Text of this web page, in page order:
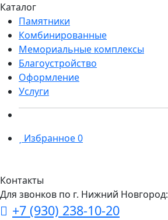
Каталог
Памятники
Комбинированные
Мемориальные комплексы
Благоустройство
Оформление
Услуги
Избранное0
Контакты
Для звонков по г. Нижний Новгород:
+7 (930) 238-10-20